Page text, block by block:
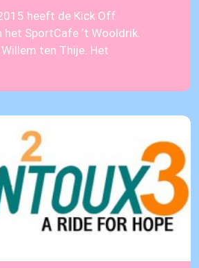
heeft de Kick Off
het SportCafe ‘t Wooldrik.
ten Thije. Het